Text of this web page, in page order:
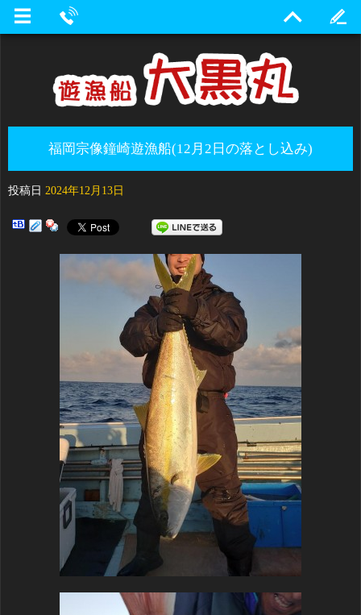
福岡宗像鐘崎遊漁船(12月2日の落とし込み)
投稿日 2024年12月13日